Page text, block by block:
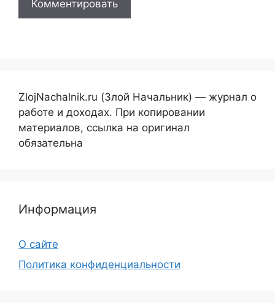
ZlojNachalnik.ru (Злой Начальник) — журнал о
работе и доходах. При копировании
материалов, ссылка на оригинал
обязательна
Информация
О сайте
Политика конфиденциальности